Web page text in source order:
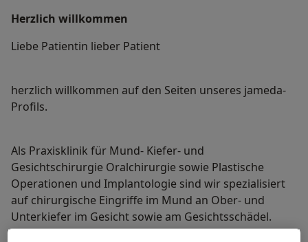
Herzlich willkommen
Liebe Patientin lieber Patient
herzlich willkommen auf den Seiten unseres jameda-
Profils.
Als Praxisklinik für Mund- Kiefer- und
Gesichtschirurgie Oralchirurgie sowie Plastische
Operationen und Implantologie sind wir spezialisiert
auf chirurgische Eingriffe im Mund an Ober- und
Unterkiefer im Gesicht sowie am Gesichtsschädel.
Unsere neu eingerichtete Praxisklinik verfügt über